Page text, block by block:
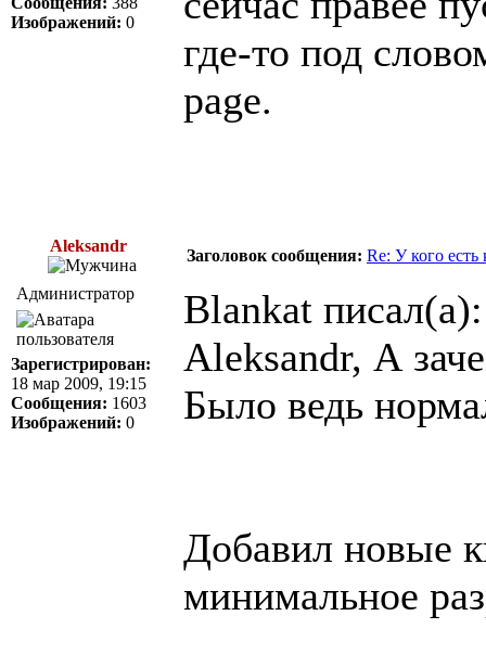
Изображений: 0
где-то под
page.
Aleksandr
Заголовок сообщения: Re: У кого
Администратор
Зарегистрирован:
18 мар 2009, 19:15
Сообщения: 1603
Изображений: 0
Blankat писал(а):
Aleksandr, А
Было ведь
Добавил новые
минимальное